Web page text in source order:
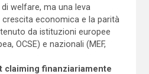
welfare, ma una leva
economica e la parità
da istituzioni europee
OCSE) e nazionali (MEF,
claiming finanziariamente